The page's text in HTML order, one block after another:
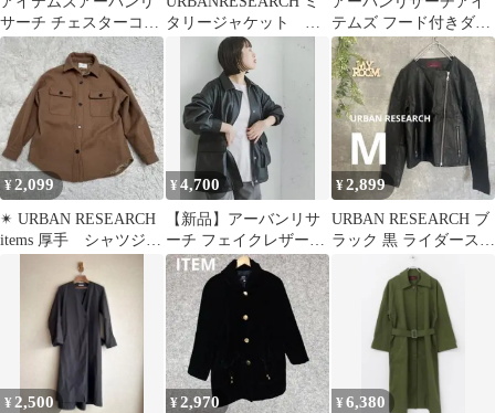
サーチ チェスターコー
ト ロング 黒 38 M
タリージャケット カ
ーキ F 生地薄め 羽
テムズ フード付きダウ
ンジャケット
¥2,099
✴︎ URBAN RESEARCH
items 厚手 シャツジャ
ケット ブラウン
¥4,700
【新品】アーバンリサ
ーチ フェイクレザージ
ャケット レディース
¥2,899
URBAN RESEARCH ブ
ラック 黒 ライダースジ
ャケット レディース M
¥ 2,500 ¥2,970 ¥6,380